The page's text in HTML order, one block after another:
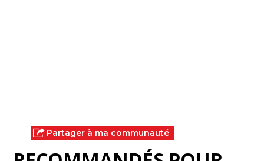
Partager à ma communauté